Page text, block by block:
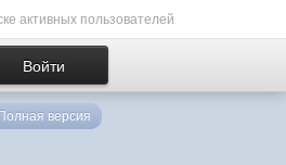
активных пользователей
Полная версия